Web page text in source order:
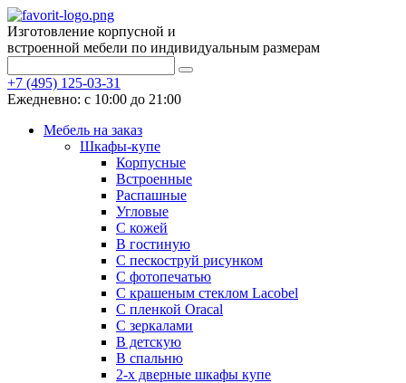
Изготовление корпусной и
встроенной мебели по индивидуальным размерам
+7 (495) 125-03-31
Ежедневно: с 10:00 до 21:00
Мебель на заказ
Шкафы-купе
Корпусные
Встроенные
Распашные
Угловые
С кожей
В гостиную
С пескоструй рисунком
С фотопечатью
С крашеным стеклом Lacobel
С пленкой Oracal
С зеркалами
В детскую
В спальню
2-х дверные шкафы купе